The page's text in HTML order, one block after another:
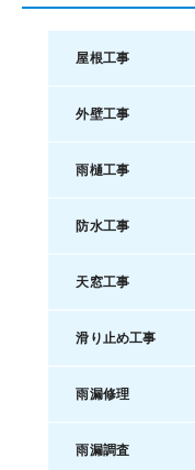
屋根工事
外壁工事
雨樋工事
防水工事
天窓工事
滑り止め工事
雨漏修理
雨漏調査